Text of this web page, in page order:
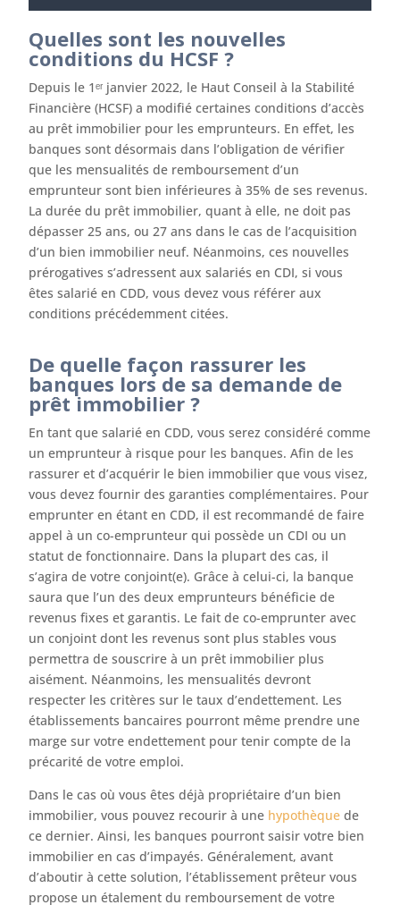
Quelles sont les nouvelles
conditions du HCSF ?
Depuis le 1ᵉʳ janvier 2022, le Haut Conseil à la Stabilité
Financière (HCSF) a modifié certaines conditions d’accès
au prêt immobilier pour les emprunteurs. En effet, les
banques sont désormais dans l’obligation de vérifier
que les mensualités de remboursement d’un
emprunteur sont bien inférieures à 35% de ses revenus.
La durée du prêt immobilier, quant à elle, ne doit pas
dépasser 25 ans, ou 27 ans dans le cas de l’acquisition
d’un bien immobilier neuf. Néanmoins, ces nouvelles
prérogatives s’adressent aux salariés en CDI, si vous
êtes salarié en CDD, vous devez vous référer aux
conditions précédemment citées.
De quelle façon rassurer les
banques lors de sa demande de
prêt immobilier ?
En tant que salarié en CDD, vous serez considéré comme
un emprunteur à risque pour les banques. Afin de les
rassurer et d’acquérir le bien immobilier que vous visez,
vous devez fournir des garanties complémentaires. Pour
emprunter en étant en CDD, il est recommandé de faire
appel à un co-emprunteur qui possède un CDI ou un
statut de fonctionnaire. Dans la plupart des cas, il
s’agira de votre conjoint(e). Grâce à celui-ci, la banque
saura que l’un des deux emprunteurs bénéficie de
revenus fixes et garantis. Le fait de co-emprunter avec
un conjoint dont les revenus sont plus stables vous
permettra de souscrire à un prêt immobilier plus
aisément. Néanmoins, les mensualités devront
respecter les critères sur le taux d’endettement. Les
établissements bancaires pourront même prendre une
marge sur votre endettement pour tenir compte de la
précarité de votre emploi.
Dans le cas où vous êtes déjà propriétaire d’un bien
immobilier, vous pouvez recourir à une hypothèque de
ce dernier. Ainsi, les banques pourront saisir votre bien
immobilier en cas d’impayés. Généralement, avant
d’aboutir à cette solution, l’établissement prêteur vous
propose un étalement du remboursement de votre